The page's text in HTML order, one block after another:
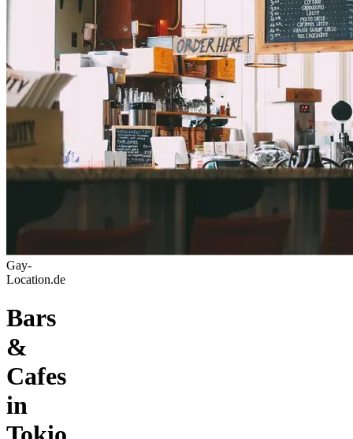
Gay-
Location.de
Bars
&
Cafes
in